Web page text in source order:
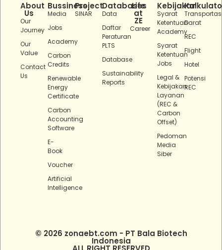
About
Us
Our
Journey
Our
Value
Contact
Us
Bussiness
Media
Jobs
Academy
Carbon
Credits
Renewable
Energy
Certificate
Carbon
Accounting
Software
E-
Book
Voucher
Artificial
Intelligence
Project
SINAR
Databases
Data
Daftar
Peraturan
PLTS
Database
Sustainability
Reports
Life
at
ZE
Career
Kebijakan
Syarat
Ketentuan
Academy
Syarat
Ketentuan
Jobs
Legal &
Kebijakan
Layanan
(REC &
Carbon
Offset)
Pedoman
Media
Siber
Darat
REC
Flight
Hotel
Potensi
REC
© 2026 zonaebt.com - PT Bala Biotech
Indonesia